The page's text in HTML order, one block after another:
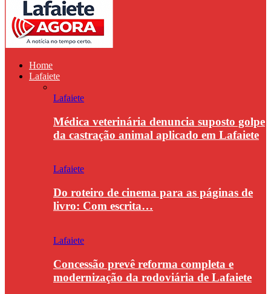
Home
Lafaiete
Lafaiete
Médica veterinária denuncia suposto golpe
da castração animal aplicado em Lafaiete
Lafaiete
Do roteiro de cinema para as páginas de
livro: Com escrita…
Lafaiete
Concessão prevê reforma completa e
modernização da rodoviária de Lafaiete